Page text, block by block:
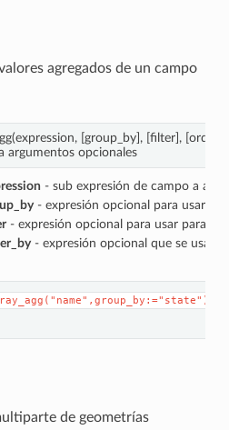
agregados de un campo
[group_by], [filter],
argumentos opcionales
- sub expresión de campo a
- expresión opcional para usar
- expresión opcional para usar para
- expresión opcional que se usa
de geometrías